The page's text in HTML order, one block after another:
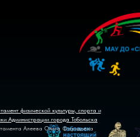
физической культуры, спорта и
Администрации города Тобольска
Алеева Ольга Фаридовна